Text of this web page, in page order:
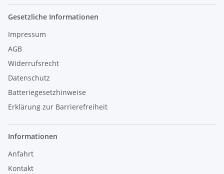
Gesetzliche Informationen
Impressum
AGB
Widerrufsrecht
Datenschutz
Batteriegesetzhinweise
Erklärung zur Barrierefreiheit
Informationen
Anfahrt
Kontakt